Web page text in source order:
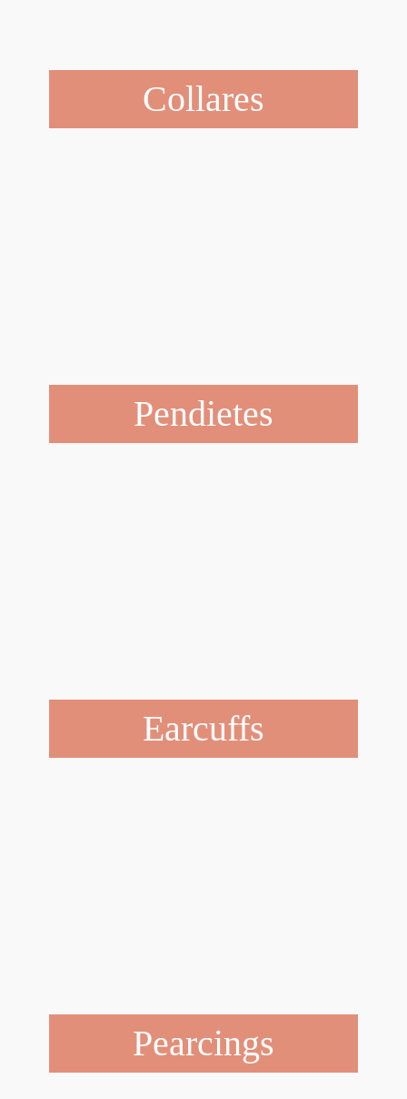
Collares
Pendietes
Earcuffs
Pearcings